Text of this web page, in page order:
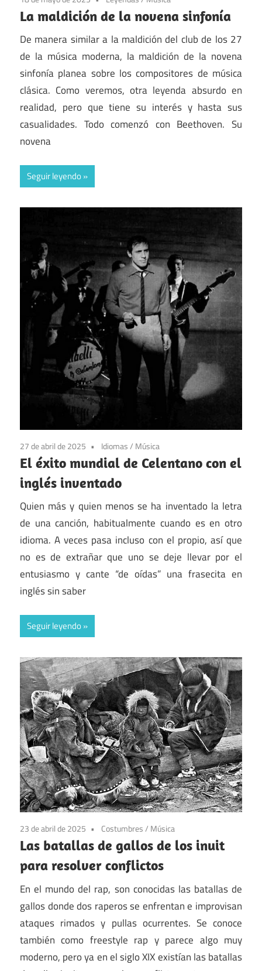
La maldición de la novena sinfonía
De manera similar a la maldición del club de los 27
de la música moderna, la maldición de la novena
sinfonía planea sobre los compositores de música
clásica. Como veremos, otra leyenda absurdo en
realidad, pero que tiene su interés y hasta sus
casualidades. Todo comenzó con Beethoven. Su
novena
Seguir leyendo
27 de abril de 2025 Idiomas/ Música
El éxito mundial de Celentano con el
inglés inventado
Quien más y quien menos se ha inventado la letra
de una canción, habitualmente cuando es en otro
idioma. A veces pasa incluso con el propio, así que
no es de extrañar que uno se deje llevar por el
entusiasmo y cante “de oídas” una frasecita en
inglés sin saber
Seguir leyendo
23 de abril de 2025 Costumbres/ Música
Las batallas de gallos de los inuit
para resolver conflictos
En el mundo del rap, son conocidas las batallas de
gallos donde dos raperos se enfrentan e improvisan
ataques rimados y pullas ocurrentes. Se conoce
también como freestyle rap y parece algo muy
moderno, pero ya en el siglo XIX existían las batallas